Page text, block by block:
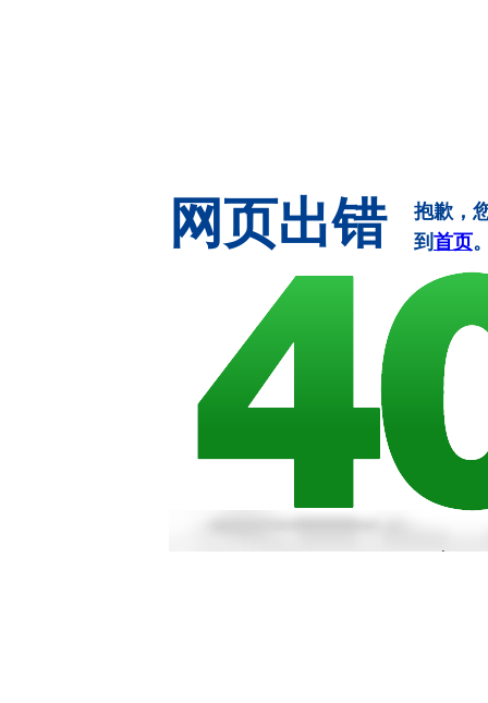
网页出错
抱歉，
到 首页